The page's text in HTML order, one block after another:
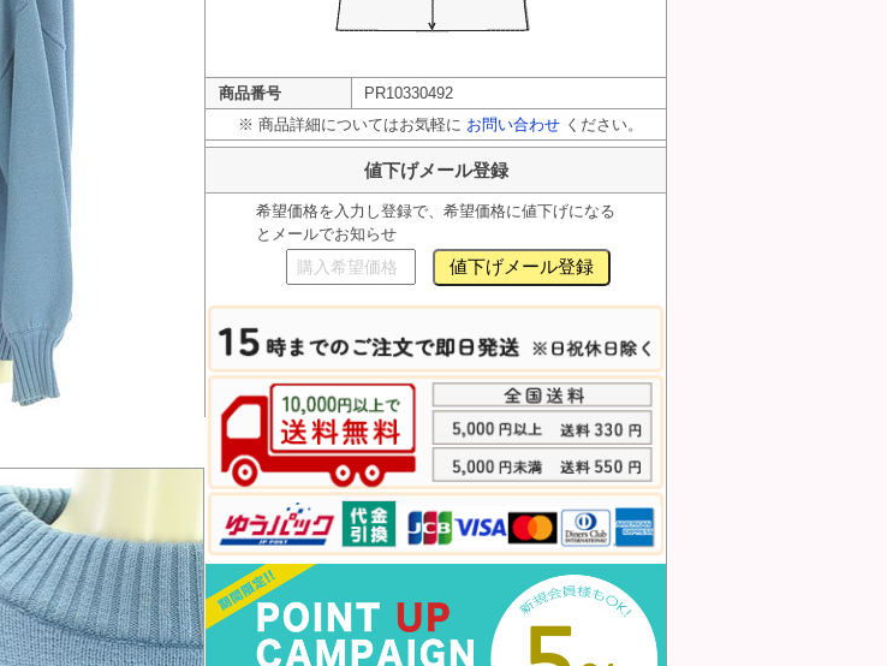
商品番号
PR10330492
※ 商品詳細についてはお気軽に お問い合わせ ください。
値下げメール登録
希望価格を入力し登録で、希望価格に値下げになる
とメールでお知らせ